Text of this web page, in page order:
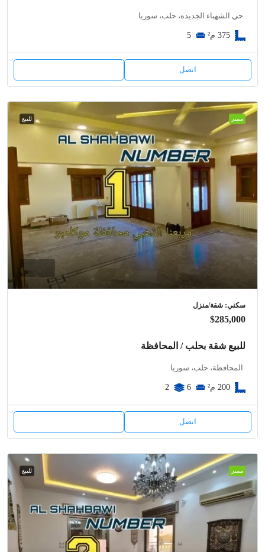
حي الشهباء الجديده، حلب، سوريا
375 م² 5
اتصل
مميز للبيع
سكني: شقة/منزل
$285,000
للبيع شقة بحلب / المحافظة
المحافظة، حلب، سوريا
200 م² 6
2
اتصل
مميز للبيع